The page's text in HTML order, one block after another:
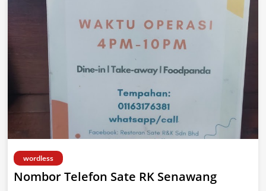
wordless
Nombor Telefon Sate RK Senawang